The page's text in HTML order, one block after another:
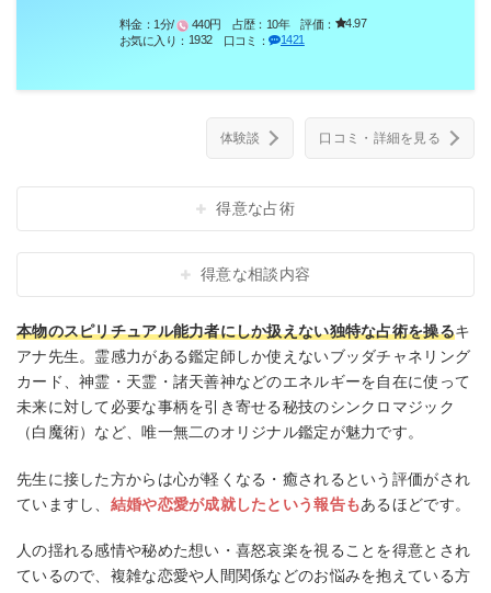
料金： 1分/ 440円 占歴： 10年 評価：
4.97
お気に入り： 1932 口コミ： 1421
体験談 口コミ・詳細を見る
得意な占術
得意な相談内容
本物のスピリチュアル能力者にしか扱えない独特な占術を操るキ
アナ先生。霊感力がある鑑定師しか使えないブッダチャネリング
カード、神霊・天霊・諸天善神などのエネルギーを自在に使って
未来に対して必要な事柄を引き寄せる秘技のシンクロマジック
（白魔術）など、唯一無二のオリジナル鑑定が魅力です。
先生に接した方からは心が軽くなる・癒されるという評価がされ
ていますし、 結婚や恋愛が成就したという報告もあるほどです。
人の揺れる感情や秘めた想い・喜怒哀楽を視ることを得意とされ
ているので、複雑な恋愛や人間関係などのお悩みを抱えている方